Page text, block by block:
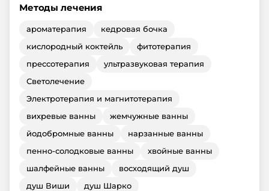
Методы лечения
ароматерапия
кедровая бочка
кислородный коктейль
фитотерапия
прессотерапия
ультразвуковая терапия
Светолечение
Электротерапия и магнитотерапия
вихревые ванны
жемчужные ванны
йодобромные ванны
нарзанные ванны
пенно-солодковые ванны
хвойные ванны
шалфейные ванны
восходящий душ
душ Виши
душ Шарко